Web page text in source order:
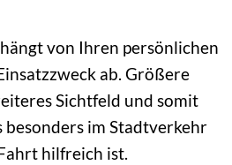
von Ihren persönlichen
ab. Größere
Sichtfeld und somit
besonders im Stadtverkehr
hilfreich ist.